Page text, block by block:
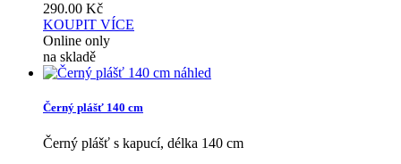
290.00 Kč
KOUPIT VÍCE
Online only
na skladě
náhled
Černý plášť 140 cm
Černý plášť s kapucí, délka 140 cm